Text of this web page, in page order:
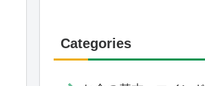
Categories